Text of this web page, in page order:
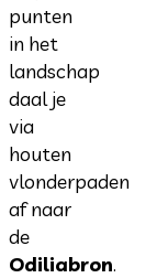
punten
in het
landschap
daal je
via
houten
vlonderpaden
af naar
de
Odiliabron.